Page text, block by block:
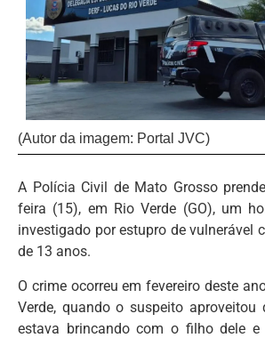
(Autor da imagem: Portal JVC)
A Polícia Civil de Mato Grosso
feira (15), em Rio Verde (GO), um
investigado por estupro de vulnerável
de 13 anos.
O crime ocorreu em fevereiro deste
Verde, quando o suspeito aproveitou
estava brincando com o filho dele